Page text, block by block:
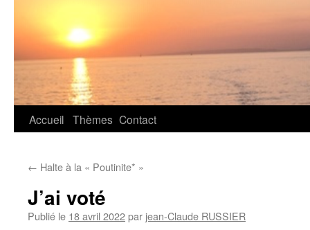
Accueil Thèmes Contact
← Halte à la « Poutinite* »
J’ai voté
Publié le 18 avril 2022par jean-Claude RUSSIER